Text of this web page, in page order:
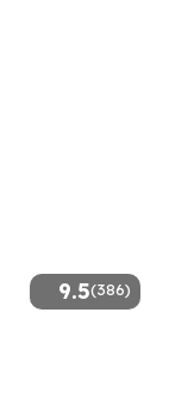
9.5(386)